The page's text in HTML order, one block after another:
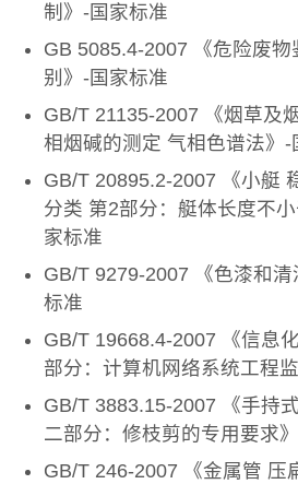
制》-国家标准
GB 5085.4-2007 《危险废
别》-国家标准
GB/T 21135-2007 《烟草及
相烟碱的测定 气相色谱法》-
GB/T 20895.2-2007 《小艇
分类 第2部分：艇体长度不
家标准
GB/T 9279-2007 《色漆和
标准
GB/T 19668.4-2007 《信息
部分：计算机网络系统工程
GB/T 3883.15-2007 《手持
二部分：修枝剪的专用要求
GB/T 246-2007 《金属管 压